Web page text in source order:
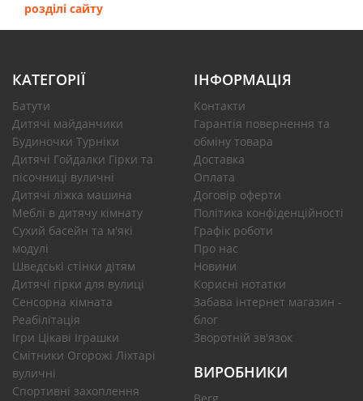
розділі сайту
КАТЕГОРІЇ
Батути
Дитячі майданчики
Будиночки Турніки
Дитячі Гойдалки Гірки та
пісочниці вуличні
Дитячі ліжка машина
Меблі в дитячу кімнату
Сухий басейн та м'які
модулі
Шведські стінки дітям
Дитячі гірки для вулиці
Сенсорна кімната
Реабілітація
Ігри Цікаві Іграшки
Смітники Огорожі Ліхтарі
вуличні
Спортивні захоплення
ІНФОРМАЦІЯ
Контакти
Гарантія повернення та
обміну товара
Доставка
Оплата
Договір оферти
Політика конфіденційності
Графік роботи
Про нас
Новини
Корисні нотатки
Забава інтернет магазин -
блог
Зворотній зв'язок
ВИРОБНИКИ